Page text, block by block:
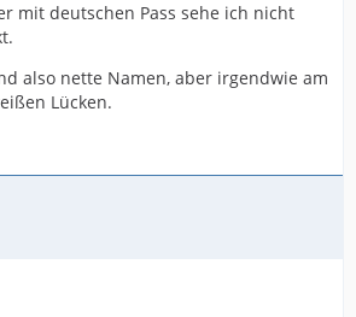
mit deutschen Pass sehe ich nicht
also nette Namen, aber irgendwie am
Lücken.